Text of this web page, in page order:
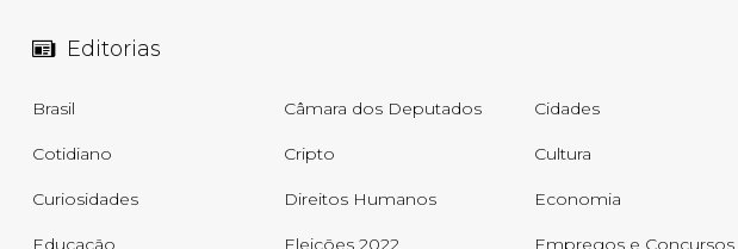
Editorias
Brasil Câmara dos Deputados Cidades
Cotidiano Cripto Cultura
Curiosidades Direitos Humanos Economia
Educação Eleições 2022 Empregos e Concursos